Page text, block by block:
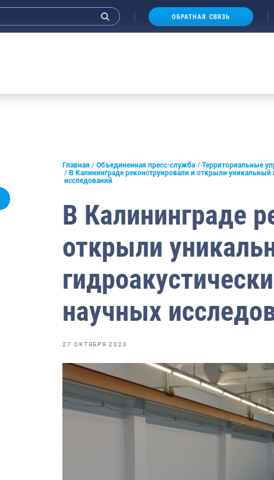
Анонсы
Отраслевые СМИ
Выставки и конференции
Рыбоохрана России
Большая африканская экспедиция
Укрепление духовно-нравственных
ОБРАТНАЯ СВЯЗЬ
Главная Объединенная пресс-служба Территориальные
В Калининграде реконструировали и открыли уникальный
исследований
В Калининграде
открыли
научных
27 ОКТЯБРЯ 2020